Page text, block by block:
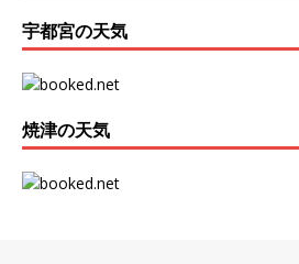
宇都宮の天気
焼津の天気